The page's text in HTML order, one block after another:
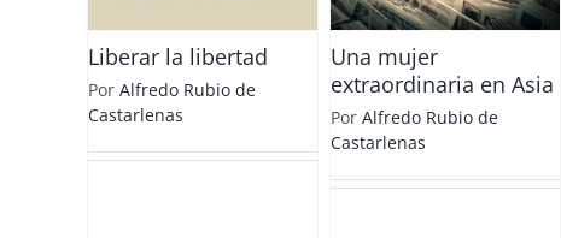
Liberar la libertad
Por Alfredo Rubio de
Castarlenas
Una mujer
extraordinaria en Asia
Por Alfredo Rubio de
Castarlenas